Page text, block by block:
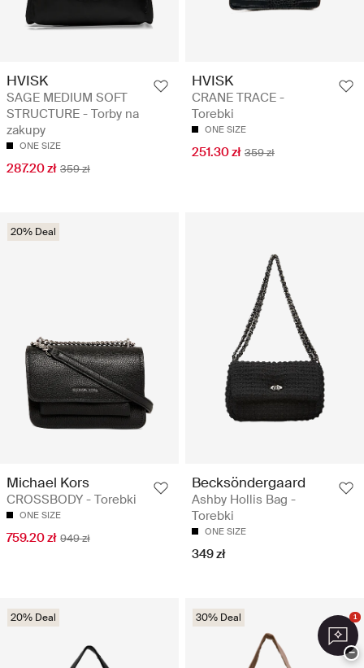
HVISK
SAGE MEDIUM SOFT
STRUCTURE - Torby na
zakupy
ONE SIZE
287.20 zł 359 zł
HVISK
CRANE TRACE -
Torebki
ONE SIZE
251.30 zł 359 zł
20% Deal
Michael Kors
CROSSBODY - Torebki
ONE SIZE
759.20 zł 949 zł
Becksöndergaard
Ashby Hollis Bag -
Torebki
ONE SIZE
349 zł
20% Deal 30% Deal 1
−